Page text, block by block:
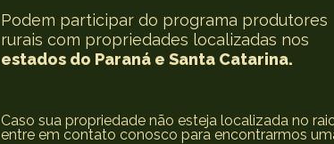
Podem participar do programa produtores
rurais com propriedades localizadas nos
estados do Paraná e Santa Catarina.
Caso sua propriedade não esteja localizada no
entre em contato conosco para encontrarmos